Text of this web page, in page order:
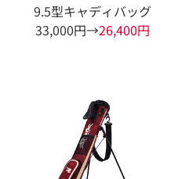
9.5型キャディバッグ
33,000円→26,400円